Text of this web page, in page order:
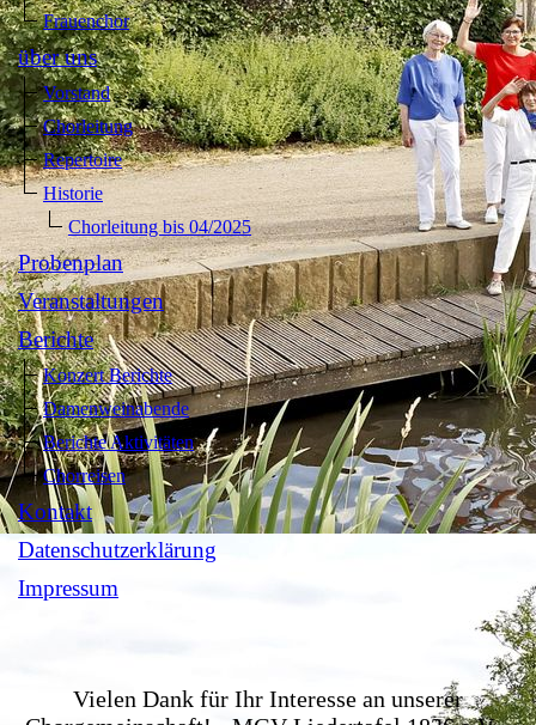
Frauenchor
über uns
Vorstand
Chorleitung
Repertoire
Historie
Chorleitung bis 04/2025
Probenplan
Veranstaltungen
Berichte
Konzert Berichte
Damenweinabende
Berichte Aktivitäten
Chorreisen
Kontakt
Datenschutzerklärung
Impressum
Vielen Dank für Ihr Interesse an unserer